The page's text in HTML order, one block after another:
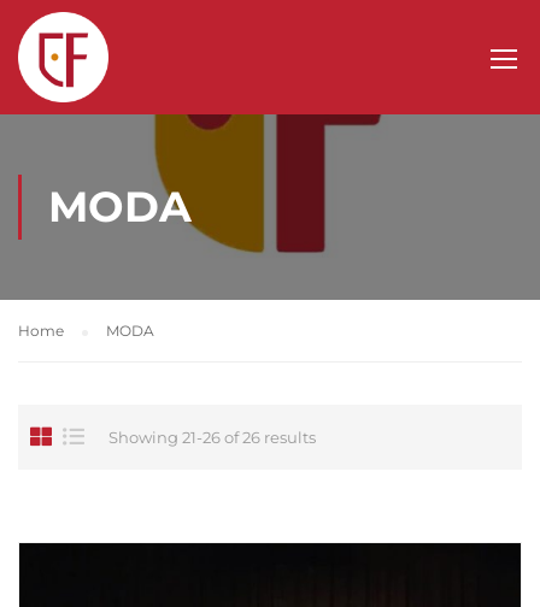
MODA
Home MODA
Showing 21-26 of 26 results